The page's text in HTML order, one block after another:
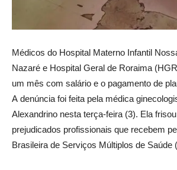
Médicos do Hospital Materno Infantil
Nazaré e Hospital Geral de Roraima
um mês com salário e o pagamento de
A denúncia foi feita pela médica
Alexandrino nesta terça-feira (3). Ela
prejudicados profissionais que recebem
Brasileira de Serviços Múltiplos de Saúde